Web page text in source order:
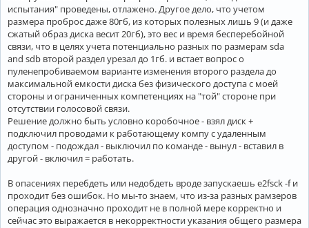
испытания" проведены, отлажено. Другое дело, что учетом
размера проброс даже 80гб, из которых полезных лишь 9 (и даже
сжатый образ диска весит 20гб), это вес и время бесперебойной
связи, что в целях учета потенциально разных по размерам sda
and sdb второй раздел урезал до 1гб. и встает вопрос о
пуленепробиваемом варианте изменения второго раздела до
максимальной емкости диска без физического доступа с моей
стороны и ограниченных компетенциях на "той" стороне при
отсутствии голосовой связи.
Решение должно быть условно коробочное - взял диск +
подключил проводами к работающему компу с удаленным
доступом - подождал - выключил по команде - вынул - вставил в
другой - включил = работать.
В опасениях перебдеть или недобдеть вроде запускаешь e2fsck -f и
проходит без ошибок. Но мы-то знаем, что из-за разных рамзеров
операция однозначно проходит не в полной мере корректно и
сейчас это выражается в некорректности указания общего размера